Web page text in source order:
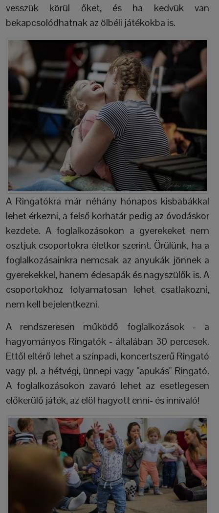
vesszük körül őket, és ha kedvük van
bekapcsolódhatnak az ölbéli játékokba is.
A Ringatókra már néhány hónapos kisbabákkal
lehet érkezni, a felső korhatár pedig az óvodáskor
kezdete. A foglalkozásokon a gyerekeket nem
osztjuk csoportokra életkor szerint. Örülünk, ha a
foglalkozásainkra nemcsak az anyukák jönnek a
gyerekekkel, hanem édesapák és nagyszülők is. A
csoportokhoz folyamatosan lehet csatlakozni,
nem kell bejelentkezni.
A rendszeresen működő foglalkozások - a
hagyományos Ringatók - általában 30 percesek.
Ettől eltérő lehet a színpadi, koncertszerű Ringató
vagy pl. a hétvégi, ünnepi vagy "apukás" Ringató.
A foglalkozásokon zavaró lehet az esetlegesen
előkerülő játék, az elöl hagyott enni- és innivaló!